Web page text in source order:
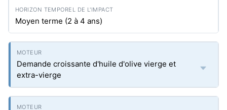
Moyen terme (2 à 4 ans)
Demande croissante d'huile d'olive vierge et
extra-vierge